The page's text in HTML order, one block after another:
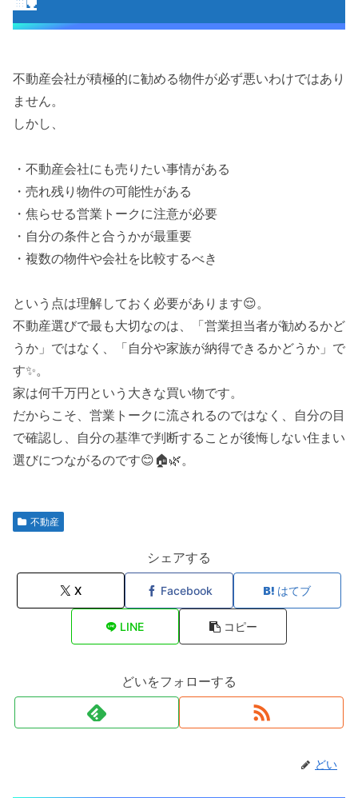
不動産会社が積極的に勧める物件が必ず悪いわけではあり
ません。
しかし、
・不動産会社にも売りたい事情がある
・売れ残り物件の可能性がある
・焦らせる営業トークに注意が必要
・自分の条件と合うかが最重要
・複数の物件や会社を比較するべき
という点は理解しておく必要があります😌。
不動産選びで最も大切なのは、「営業担当者が勧めるかど
うか」ではなく、「自分や家族が納得できるかどうか」で
す✨。
家は何千万円という大きな買い物です。
だからこそ、営業トークに流されるのではなく、自分の目
で確認し、自分の基準で判断することが後悔しない住まい
選びにつながるのです😊🏠🌿。
不動産
シェアする
X Facebook はてブ
LINE コピー
どいをフォローする
どい